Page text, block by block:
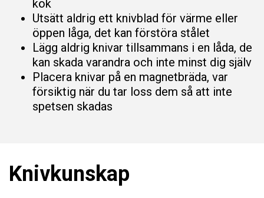
kök
Utsätt aldrig ett knivblad för värme eller
öppen låga, det kan förstöra stålet
Lägg aldrig knivar tillsammans i en låda, de
kan skada varandra och inte minst dig själv
Placera knivar på en magnetbräda, var
försiktig när du tar loss dem så att inte
spetsen skadas
Knivkunskap
Genom att dela
med dig av dina
intressen och ditt
beteende när du
surfar ökar du
chansen att få
se personligt
anpassat